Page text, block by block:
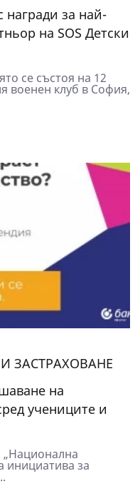
награди за най-
на SOS Детски
се състоя на 12
военен клуб в София,
ЗАСТРАХОВАНЕ
на
учениците и
инициатива за